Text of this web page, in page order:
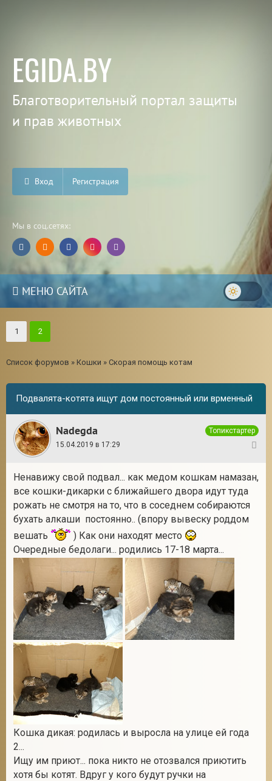
EGIDA.BY
Благотворительный портал защиты
и прав животных
Вход Регистрация
Мы в соц.сетях:
МЕНЮ САЙТА
1 2
Список форумов » Кошки » Скорая помощь котам
Подвалята-котята ищут дом постоянный или врменный
Nadegda
Топикстартер
15.04.2019 в 17:29
Ненавижу свой подвал... как медом кошкам намазан,
все кошки-дикарки с ближайшего двора идут туда
рожать не смотря на то, что в соседнем собираются
бухать алкаши постоянно.. (впору вывеску роддом
вешать
) Как они находят место
Очередные бедолаги... родились 17-18 марта...
Кошка дикая: родилась и выросла на улице ей года
2...
Ищу им приют... пока никто не отозвался приютить
хотя бы котят. Вдруг у кого будут ручки на